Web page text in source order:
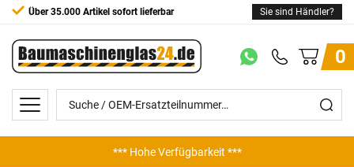
Über 35.000 Artikel sofort lieferbar Sie sind Händler?
0
*** Hohe Verfügbarkeit ***